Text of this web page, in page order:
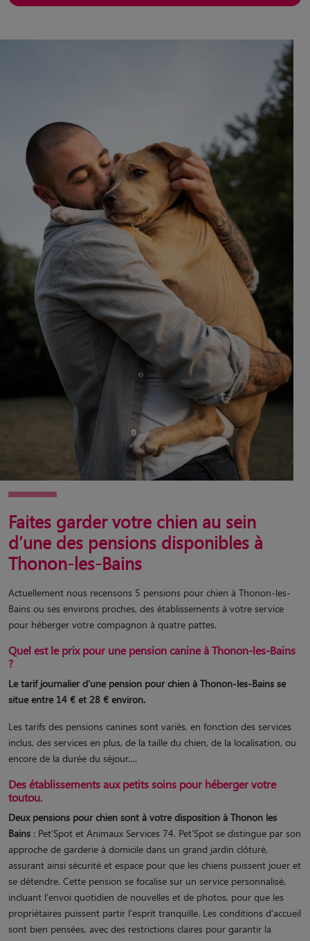
Faites garder votre chien au sein
d’une des pensions disponibles à
Thonon-les-Bains
Actuellement nous recensons 5 pensions pour chien à Thonon-les-
Bains ou ses environs proches, des établissements à votre service
pour héberger votre compagnon à quatre pattes.
Quel est le prix pour une pension canine à Thonon-les-Bains
?
Le tarif journalier d’une pension pour chien à Thonon-les-Bains se
situe entre 14 € et 28 € environ.
Les tarifs des pensions canines sont variés, en fonction des services
inclus, des services en plus, de la taille du chien, de la localisation, ou
encore de la durée du séjour….
Des établissements aux petits soins pour héberger votre
toutou.
Deux pensions pour chien sont à votre disposition à Thonon les
Bains : Pet’Spot et Animaux Services 74. Pet’Spot se distingue par son
approche de garderie à domicile dans un grand jardin clôturé,
assurant ainsi sécurité et espace pour que les chiens puissent jouer et
se détendre. Cette pension se focalise sur un service personnalisé,
incluant l'envoi quotidien de nouvelles et de photos, pour que les
propriétaires puissent partir l'esprit tranquille. Les conditions d'accueil
sont bien pensées, avec des restrictions claires pour garantir la